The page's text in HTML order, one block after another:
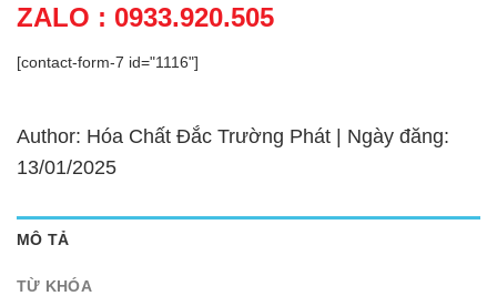
ZALO : 0933.920.505
[contact-form-7 id="1116"]
Author: Hóa Chất Đắc Trường Phát | Ngày đăng:
13/01/2025
MÔ TẢ
TỪ KHÓA